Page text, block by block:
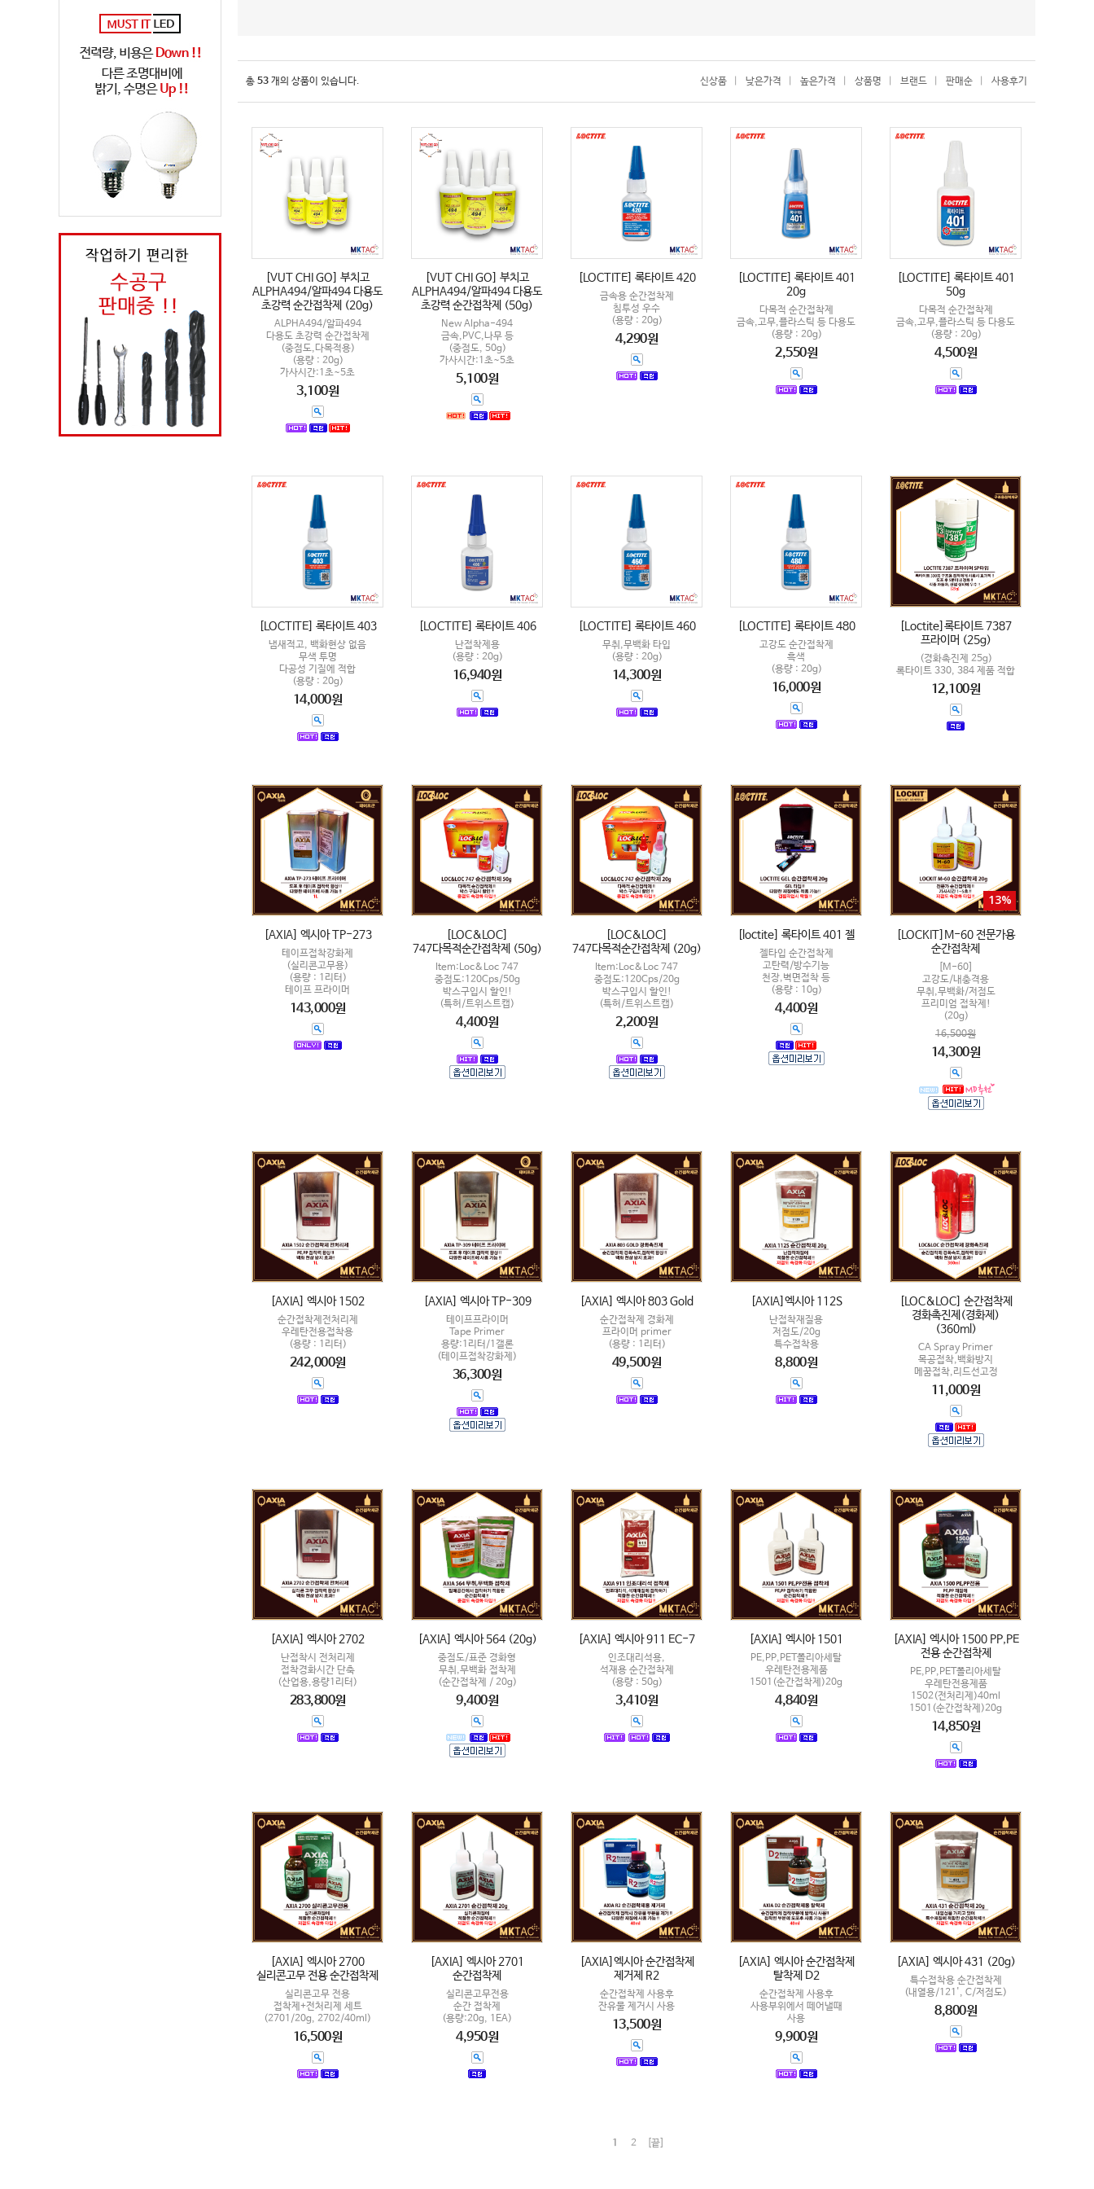
총 53 개의 상품이 있습니다. 신상품 낮은가격 높은가격 상품명 브랜드 판매순 사용후기
[VUT CHI GO] 부치고
ALPHA494/알파494 다용도
초강력 순간접착제 (20g)
ALPHA494/알파494
다용도 초강력 순간접착제
(중점도,다목적용)
(용량 : 20g)
가사시간:1초~5초
3,100원
[VUT CHI GO] 부치고
ALPHA494/알파494 다용도
초강력 순간접착제 (50g)
New Alpha-494
금속,PVC,나무 등
(중점도, 50g)
가사시간:1초~5초
5,100원
[LOCTITE] 록타이트 420
금속용 순간접착제
침투성 우수
(용량 : 20g)
4,290원
[LOCTITE] 록타이트 401
20g
다목적 순간접착제
금속,고무,플라스틱 등 다용도
(용량 : 20g)
2,550원
[LOCTITE] 록타이트 401
50g
다목적 순간접착제
금속,고무,플라스틱 등 다용도
(용량 : 20g)
4,500원
[LOCTITE] 록타이트 403
냄새적고, 백화현상 없음
무색 투명
다공성 기질에 적합
(용량 : 20g)
14,000원
[LOCTITE] 록타이트 406
난접착제용
(용량 : 20g)
16,940원
[LOCTITE] 록타이트 460
무취,무백화 타입
(용량 : 20g)
14,300원
[LOCTITE] 록타이트 480
고강도 순간접착제
흑색
(용량 : 20g)
16,000원
[Loctite]록타이트 7387
프라이머 (25g)
(경화촉진제 25g)
록타이트 330, 384 제품 적합
12,100원
[AXIA] 엑시아 TP-273
테이프접착강화제
(실리콘고무용)
(용량 : 1리터)
테이프 프라이머
143,000원
[LOC&LOC]
747다목적순간접착제 (50g)
Item:Loc&Loc 747
중점도:120Cps/50g
박스구입시 할인!
(특허/트위스트캡)
4,400원
[LOC&LOC]
747다목적순간접착제 (20g)
Item:Loc&Loc 747
중점도:120Cps/20g
박스구입시 할인!
(특허/트위스트캡)
2,200원
[loctite] 록타이트 401 젤
젤타입 순간접착제
고탄력/방수기능
천장,벽면접착 등
(용량 : 10g)
4,400원
13%
[LOCKIT]M-60 전문가용
순간접착제
[M-60]
고강도/내충격용
무취,무백화/저점도
프리미엄 접착제!
(20g)
16,500원
14,300원
[AXIA] 엑시아 1502
순간접착제전처리제
우레탄전용접착용
(용량 : 1리터)
242,000원
[AXIA] 엑시아 TP-309
테이프프라이머
Tape Primer
용량:1리터/1갤론
(테이프접착강화제)
36,300원
[AXIA] 엑시아 803 Gold
순간접착제 경화제
프라이머 primer
(용량 : 1리터)
49,500원
[AXIA]엑시아 112S
난접착재질용
저점도/20g
특수접착용
8,800원
[LOC&LOC] 순간접착제
경화촉진제(경화제)
(360ml)
CA Spray Primer
목공접착,백화방지
메꿈접착,리드선고정
11,000원
[AXIA] 엑시아 2702
난접착시 전처리제
접착경화시간 단축
(산업용,용량1리터)
283,800원
[AXIA] 엑시아 564 (20g)
중점도/표준 경화형
무취,무백화 접착제
(순간접착제 / 20g)
9,400원
[AXIA] 엑시아 911 EC-7
인조대리석용,
석재용 순간접착제
(용량 : 50g)
3,410원
[AXIA] 엑시아 1501
PE,PP,PET폴리아세탈
우레탄전용제품
1501(순간접착제)20g
4,840원
[AXIA] 엑시아 1500 PP,PE
전용 순간접착제
PE,PP,PET폴리아세탈
우레탄전용제품
1502(전처리제)40ml
1501(순간접착제)20g
14,850원
[AXIA] 엑시아 2700
실리콘고무 전용 순간접착제
실리콘고무 전용
접착제+전처리제 세트
(2701/20g, 2702/40ml)
16,500원
[AXIA] 엑시아 2701
순간접착제
실리콘고무전용
순간 접착제
(용량:20g, 1EA)
4,950원
[AXIA]엑시아 순간접착제
제거제 R2
순간접착제 사용후
잔유물 제거시 사용
13,500원
[AXIA] 엑시아 순간접착제
탈착제 D2
순간접착제 사용후
사용부위에서 떼어낼때
사용
9,900원
[AXIA] 엑시아 431 (20g)
특수접착용 순간접착제
(내열용/121', C/저점도)
8,800원
1 2 [끝]